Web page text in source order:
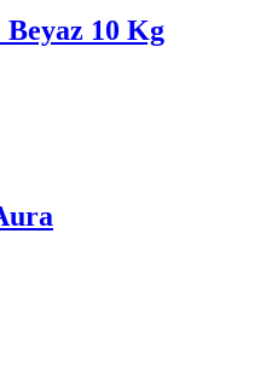
10 Kg